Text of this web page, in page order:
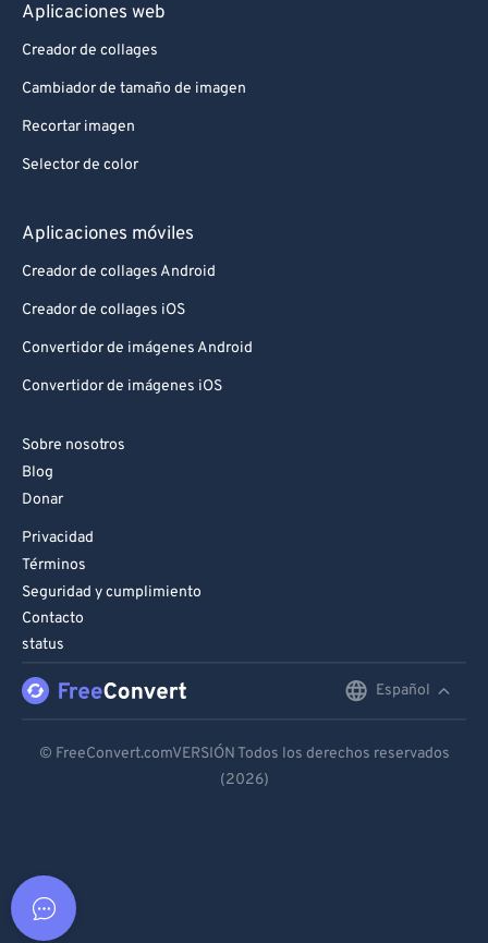
Aplicaciones web
Creador de collages
Cambiador de tamaño de imagen
Recortar imagen
Selector de color
Aplicaciones móviles
Creador de collages Android
Creador de collages iOS
Convertidor de imágenes Android
Convertidor de imágenes iOS
Sobre nosotros
Blog
Donar
Privacidad
Términos
Seguridad y cumplimiento
Contacto
status
Español
Español
© FreeConvert.comVERSIÓN Todos los derechos reservados
(2026)